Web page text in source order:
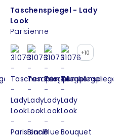
Taschenspiegel - Lady
Look
Parisienne
+10